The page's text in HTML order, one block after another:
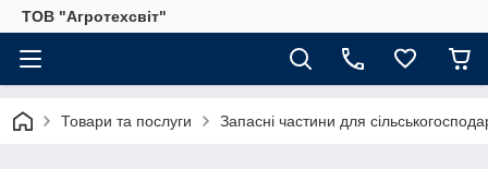
ТОВ "Агротехсвіт"
Товари та послуги Запасні частини для